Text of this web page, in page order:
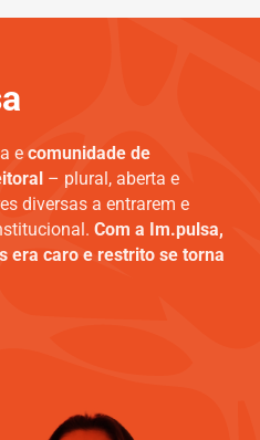
e comunidade de
– plural, aberta e
diversas a entrarem e
Com a Im.pulsa,
era caro e restrito se torna